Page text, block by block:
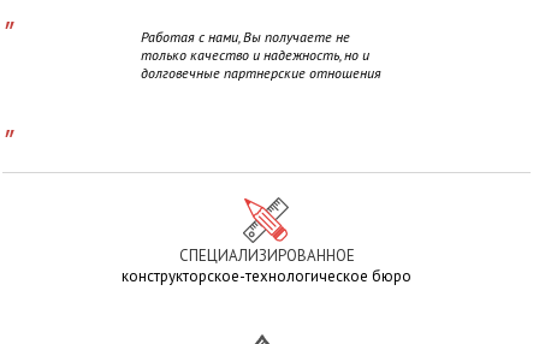
"
Работая с нами, Вы получаете не
только качество и надежность, но и
долговечные партнерские отношения
"
СПЕЦИАЛИЗИРОВАННОЕ
конструкторское-технологическое бюро